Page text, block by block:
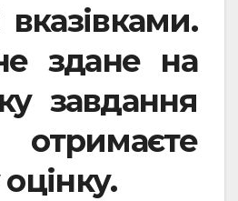
вказівками.
здане на
завдання